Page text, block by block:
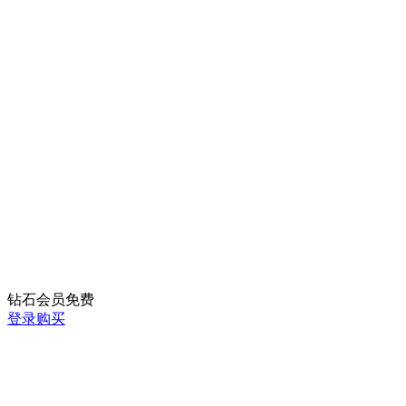
钻石会员免费
登录购买